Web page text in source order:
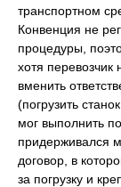
транспортном
Конвенция не
процедуры,
хотя перевозчик
вменить
(погрузить
мог выполнить
придерживался
договор, в
за погрузку и